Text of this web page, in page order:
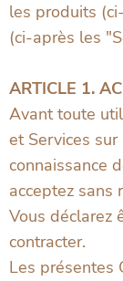
les produits
(ci-après les
ARTICLE 1.
Avant toute
et Services
connaissance
acceptez sans
Vous déclarez
contracter.
Les présentes